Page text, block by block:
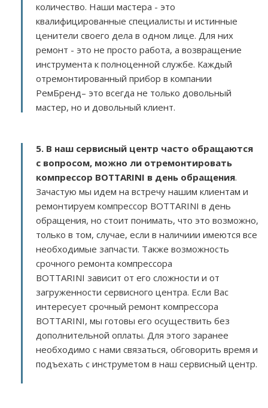
количество. Наши мастера - это
квалифицированные специалисты и истинные
ценители своего дела в одном лице. Для них
ремонт - это не просто работа, а возвращение
инструмента к полноценной службе. Каждый
отремонтированный прибор в компании
РемБренд– это всегда не только довольный
мастер, но и довольный клиент.
5. В наш сервисный центр часто обращаются
с вопросом, можно ли отремонтировать
компрессор BOTTARINI в день обращения.
Зачастую мы идем на встречу нашим клиентам и
ремонтируем компрессор BOTTARINI в день
обращения, но стоит понимать, что это возможно,
только в том, случае, если в наличиии имеются все
необходимые запчасти. Также возможность
срочного ремонта компрессора
BOTTARINI зависит от его сложности и от
загруженности сервисного центра. Если Вас
интересует срочный ремонт компрессора
BOTTARINI, мы готовы его осуществить без
дополнительной оплаты. Для этого заранее
необходимо с нами связаться, обговорить время и
подъехать с инструметом в наш сервисный центр.